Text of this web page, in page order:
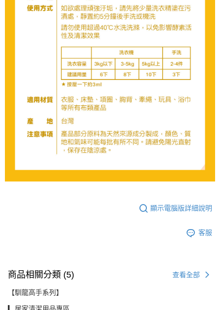
顯示電腦版詳細說明
客服
商品相關分類 (5) 查看全部
【馴龍高手系列】